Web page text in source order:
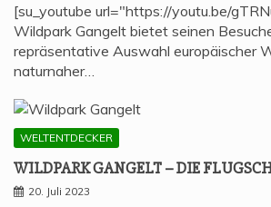
[su_youtube url="https://youtu.be/
Wildpark Gangelt bietet seinen
repräsentative Auswahl europäischer
naturnaher…
WELTENTDECKER
WILD­PARK GAN­GELT – DIE
20. Juli 2023